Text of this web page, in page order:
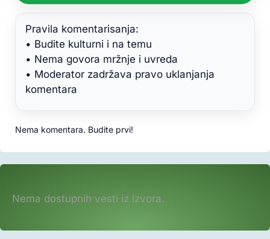
Pravila komentarisanja:
• Budite kulturni i na temu
• Nema govora mržnje i uvreda
• Moderator zadržava pravo uklanjanja
komentara
Nema komentara. Budite prvi!
Nema dostupnih vesti iz izvora.